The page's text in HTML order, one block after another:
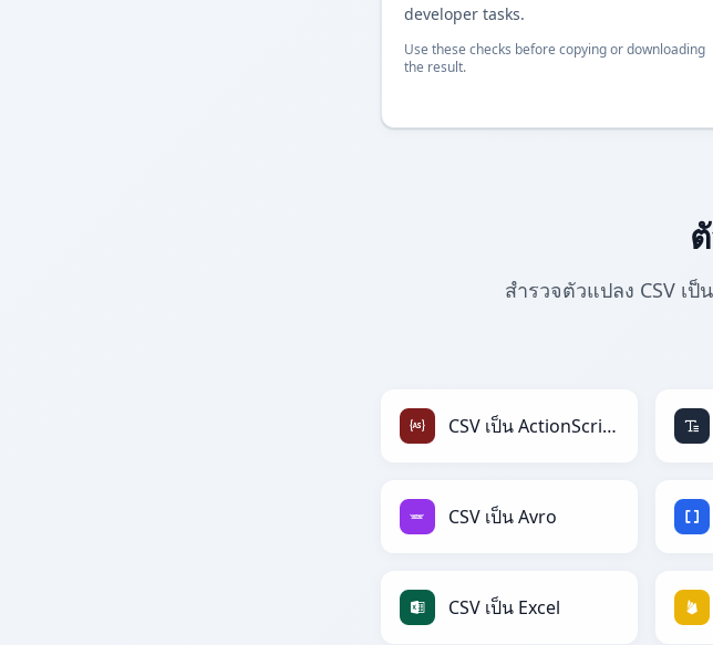
developer tasks.
Use these checks before copying or downloading
the result.
สำรวจตัวแปลง CSV เ
CSV เป็น ActionScript
CSV เป็น Avro
CSV เป็น Excel